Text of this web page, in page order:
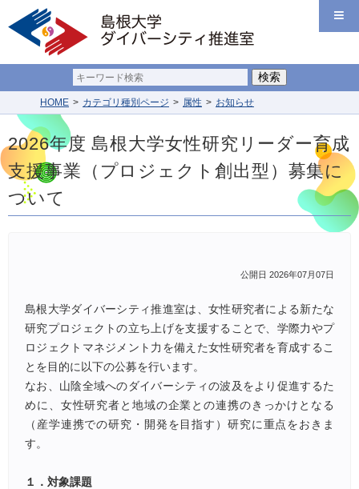
HOME カテゴリ種別ページ 属性 お知らせ
2026年度 島根大学女性研究リーダー育成
支援事業（プロジェクト創出型）募集に
ついて
公開日 2026年07月07日
島根大学ダイバーシティ推進室は、女性研究者による新たな
研究プロジェクトの立ち上げを支援することで、学際力やプ
ロジェクトマネジメント力を備えた女性研究者を育成するこ
とを目的に以下の公募を行います。
なお、山陰全域へのダイバーシティの波及をより促進するた
めに、女性研究者と地域の企業との連携のきっかけとなる
（産学連携での研究・開発を目指す）研究に重点をおきま
す。
１．対象課題